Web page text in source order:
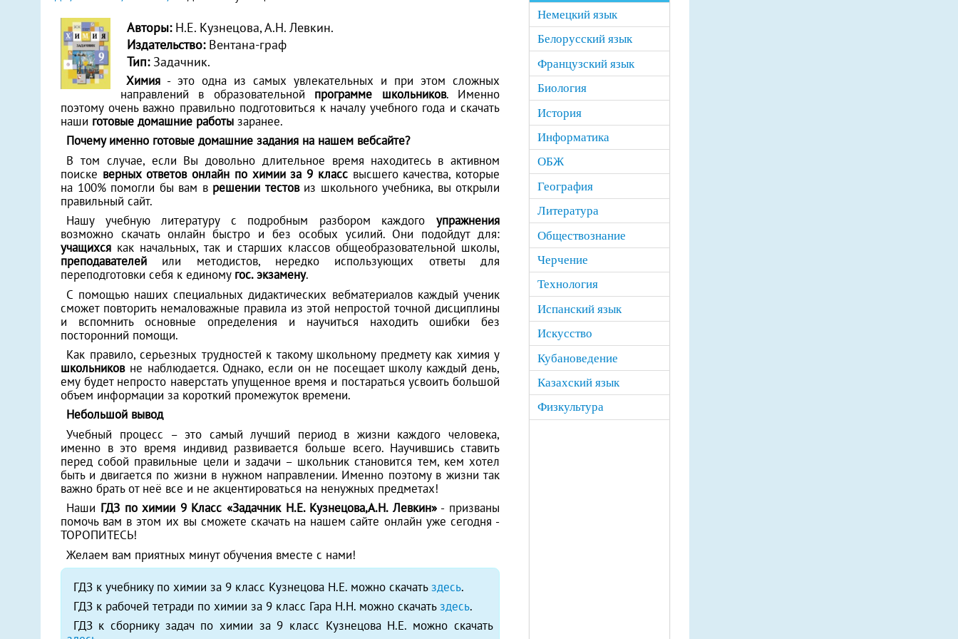
Авторы: Н.Е. Кузнецова, А.Н. Левкин.
Издательство: Вентана-граф
Тип:Задачник.
Химия - это одна из самых увлекательных и при этом сложных
направлений в образовательной программе школьников. Именно
поэтому очень важно правильно подготовиться к началу учебного года и скачать
наши готовые домашние работы заранее.
Почему именно готовые домашние задания на нашем вебсайте?
В том случае, если Вы довольно длительное время находитесь в активном
поиске верных ответов онлайн по химии за 9 классвысшего качества, которые
на 100% помогли бы вам в решении тестовиз школьного учебника, вы открыли
правильный сайт.
Нашу учебную литературу с подробным разбором каждого упражнения
возможно скачать онлайн быстро и без особых усилий. Они подойдут для:
учащихся как начальных, так и старших классов общеобразовательной школы,
преподавателей или методистов, нередко использующих ответы для
переподготовки себя к единому гос. экзамену.
С помощью наших специальных дидактических вебматериалов каждый ученик
сможет повторить немаловажные правила из этой непростой точной дисциплины
и вспомнить основные определения и научиться находить ошибки без
посторонний помощи.
Как правило, серьезных трудностей к такому школьному предмету как химия у
школьников не наблюдается. Однако, если он не посещает школу каждый день,
ему будет непросто наверстать упущенное время и постараться усвоить большой
объем информации за короткий промежуток времени.
Небольшой вывод
Учебный процесс – это самый лучший период в жизни каждого человека,
именно в это время индивид развивается больше всего. Научившись ставить
перед собой правильные цели и задачи – школьник становится тем, кем хотел
быть и двигается по жизни в нужном направлении. Именно поэтому в жизни так
важно брать от неё все и не акцентироваться на ненужных предметах!
Наши ГДЗ по химии 9 Класс «Задачник Н.Е. Кузнецова,А.Н. Левкин»- призваны
помочь вам в этом их вы сможете скачать на нашем сайте онлайн уже сегодня -
ТОРОПИТЕСЬ!
Желаем вам приятных минут обучения вместе с нами!
ГДЗ к учебнику по химии за 9 класс Кузнецова Н.Е. можно скачатьздесь.
ГДЗ к рабочей тетради по химии за 9 класс Гара Н.Н. можно скачатьздесь.
ГДЗ к сборнику задач по химии за 9 класс Кузнецова Н.Е. можно скачать
Немецкий язык
Белорусский язык
Французский язык
Биология
История
Информатика
ОБЖ
География
Литература
Обществознание
Черчение
Технология
Испанский язык
Искусство
Кубановедение
Казахский язык
Физкультура